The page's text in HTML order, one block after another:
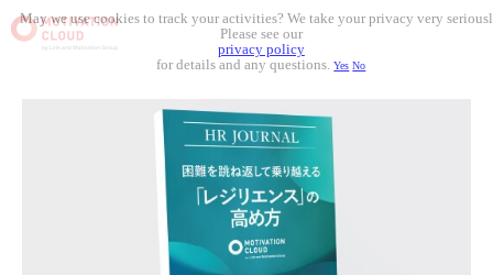
May we use cookies to track your activities? We take your privacy very
Please see our
privacy policy
for details and any questions.Yes No